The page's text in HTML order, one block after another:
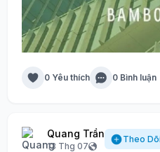
0 Yêu thích 0 Bình luận
Quang Trần
13 Thg 07
Theo Dõi